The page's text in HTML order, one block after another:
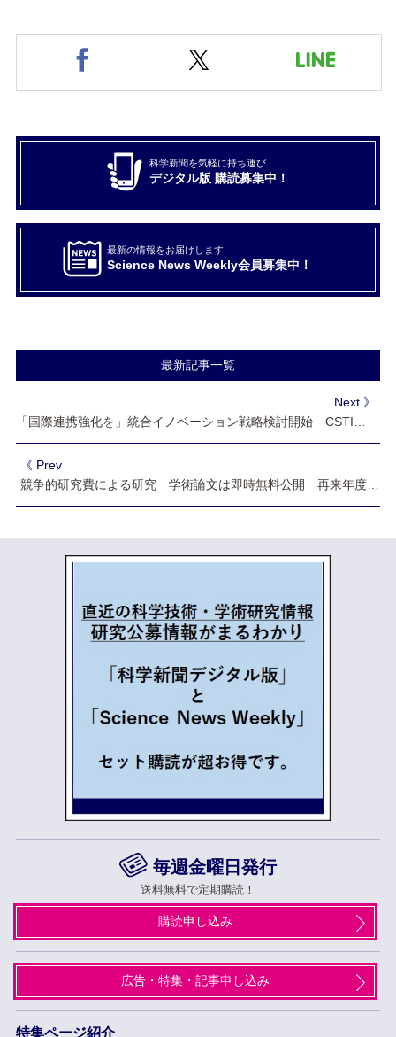
科学新聞を気軽に持ち運び
デジタル版 購読募集中！
最新の情報をお届けします
Science News Weekly会員募集中！
最新記事一覧
Next 》
《 Prev
競争的研究費による研究 学術論文は即時無料公開 再来年度公募分から義務付け
毎週金曜日発行
送料無料で定期購読！
購読申し込み
広告・特集・記事申し込み
特集ページ紹介